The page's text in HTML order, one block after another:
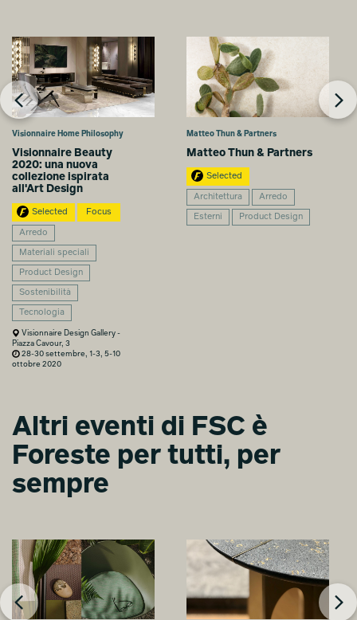
Visionnaire Home Philosophy
Visionnaire Beauty
2020: una nuova
collezione ispirata
all'Art Design
Selected Focus
Arredo
Materiali speciali
Product Design
Sostenibilità
Tecnologia
Visionnaire Design Gallery -
Piazza Cavour, 3
28-30 settembre, 1-3, 5-10
ottobre 2020
Matteo Thun & Partners
Matteo Thun & Partners
Selected
Architettura Arredo
Esterni Product Design
Altri eventi di FSC è
Foreste per tutti, per
sempre